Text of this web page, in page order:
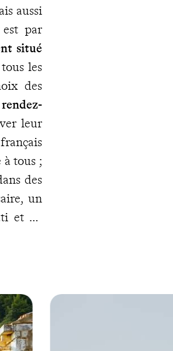
aussi
par
situé
les
des
leur
tous ;
des
un
et de